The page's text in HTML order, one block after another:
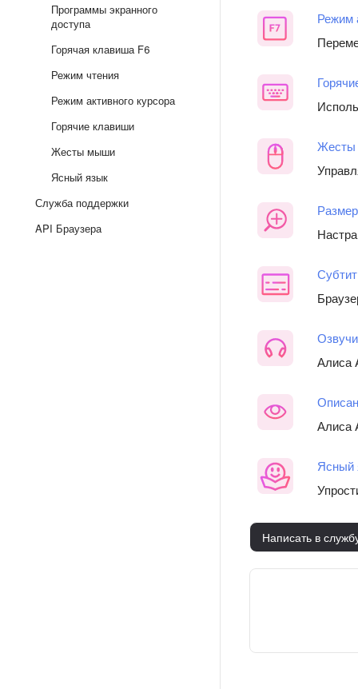
Программы экранного
доступа
Горячая клавиша F6
Режим чтения
Режим активного курсора
Горячие клавиши
Жесты мыши
Ясный язык
Служба поддержки
API Браузера
Режим
Алиса
Алиса
Ясный
Написать в